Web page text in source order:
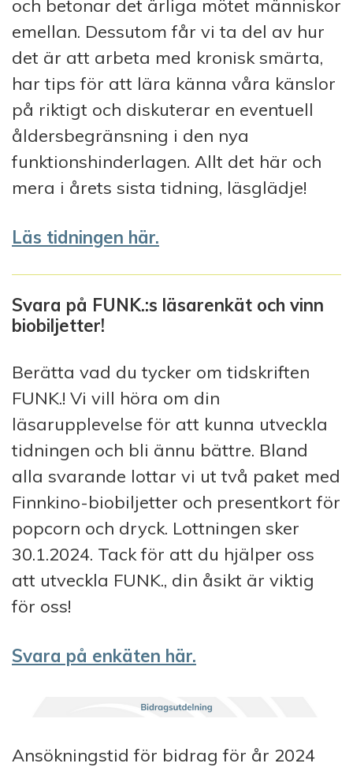
och betonar det ärliga mötet människor
emellan. Dessutom får vi ta del av hur
det är att arbeta med kronisk smärta,
har tips för att lära känna våra känslor
på riktigt och diskuterar en eventuell
åldersbegränsning i den nya
funktionshinderlagen. Allt det här och
mera i årets sista tidning, läsglädje!
Läs tidningen här.
Svara på FUNK.:s läsarenkät och vinn
biobiljetter!
Berätta vad du tycker om tidskriften
FUNK.! Vi vill höra om din
läsarupplevelse för att kunna utveckla
tidningen och bli ännu bättre. Bland
alla svarande lottar vi ut två paket med
Finnkino-biobiljetter och presentkort för
popcorn och dryck. Lottningen sker
30.1.2024. Tack för att du hjälper oss
att utveckla FUNK., din åsikt är viktig
för oss!
Svara på enkäten här.
Ansökningstid för bidrag för år 2024